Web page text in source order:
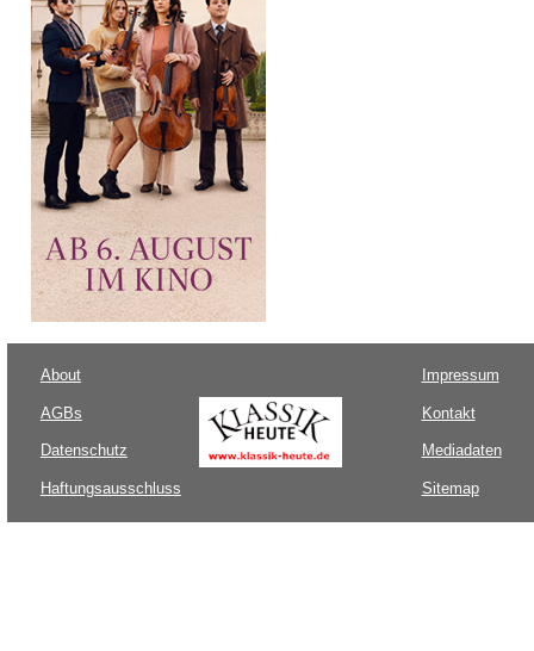
About
AGBs
Datenschutz
Haftungsausschluss
Impressum
Kontakt
Mediadaten
Sitemap